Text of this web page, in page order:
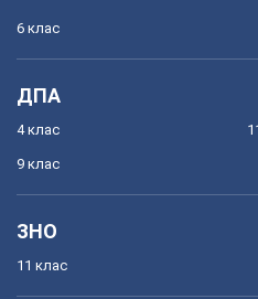
6 клас
ДПА
4 клас
9 клас
ЗНО
11 клас